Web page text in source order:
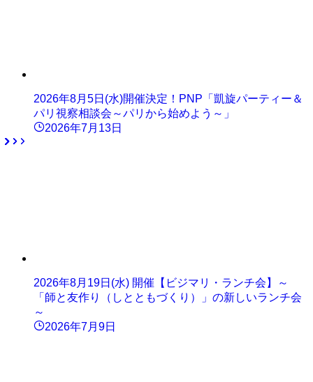
2026年8月5日(水)開催決定！PNP「凱旋パーティー＆
パリ視察相談会～パリから始めよう～」
2026年7月13日
2026年8月19日(水) 開催【ビジマリ・ランチ会】～
「師と友作り（しとともづくり）」の新しいランチ会
～
2026年7月9日